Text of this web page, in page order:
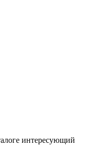
интересующий